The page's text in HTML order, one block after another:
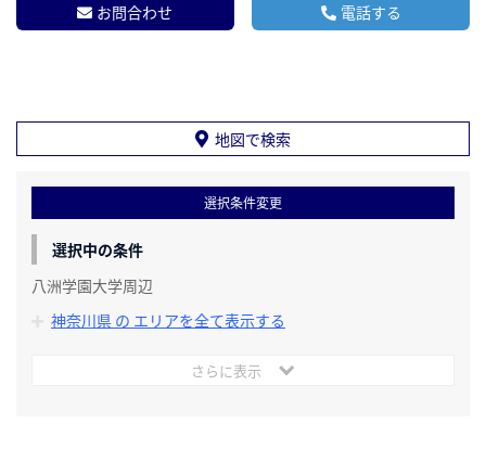
お問合わせ 電話する
地図で検索
選択条件変更
選択中の条件
八洲学園大学周辺
神奈川県 の エリアを全て表示する
さらに表示